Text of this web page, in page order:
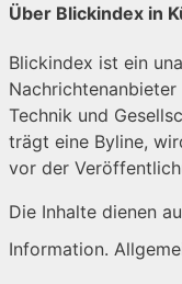
Über Blickindex in
Blickindex ist ein
Technik und
trägt eine Byline,
vor der
Die Inhalte dienen
Information.